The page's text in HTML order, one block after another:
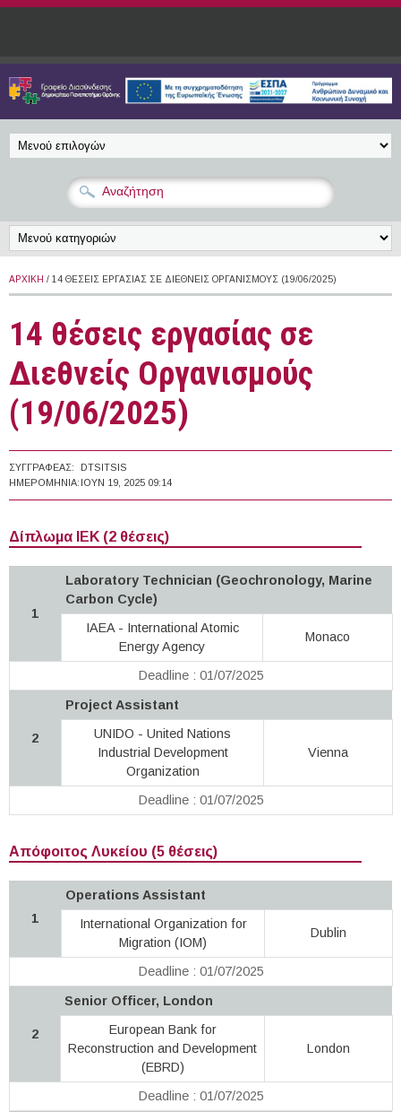
Παράκαμψη προς το κυρίως περιεχόμενο
ΑΡΧΙΚΉ / 14 ΘΈΣΕΙΣ ΕΡΓΑΣΊΑΣ ΣΕ ΔΙΕΘΝΕΊΣ ΟΡΓΑΝΙΣΜΟΎΣ (19/06/2025)
14 θέσεις εργασίας σε
Διεθνείς Οργανισμούς
(19/06/2025)
ΣΥΓΓΡΑΦΈΑΣ:
DTSITSIS
ΗΜΕΡΟΜΗΝΊΑ: ΙΟΥΝ 19, 2025 09:14
Δίπλωμα ΙΕΚ (2 θέσεις)
1
Laboratory Technician (Geochronology, Marine
Carbon Cycle)
IAEA - International Atomic
Energy Agency
Monaco
Deadline : 01/07/2025
2
Project Assistant
UNIDO - United Nations
Industrial Development
Organization
Vienna
Deadline : 01/07/2025
Απόφοιτος Λυκείου (5 θέσεις)
1
Operations Assistant
International Organization for
Migration (IOM)
Dublin
Deadline : 01/07/2025
2
Senior Officer, London
European Bank for
Reconstruction and Development
(EBRD)
London
Deadline : 01/07/2025